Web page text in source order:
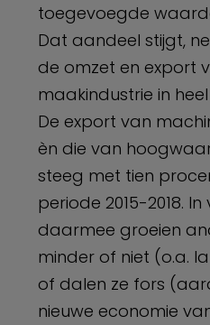
toegevoegde
Dat aandeel stijgt,
de omzet en export
maakindustrie in
De export van
èn die van
steeg met tien
periode 2015-2018. In
daarmee groeien
minder of niet (o.a.
of dalen ze fors
nieuwe economie